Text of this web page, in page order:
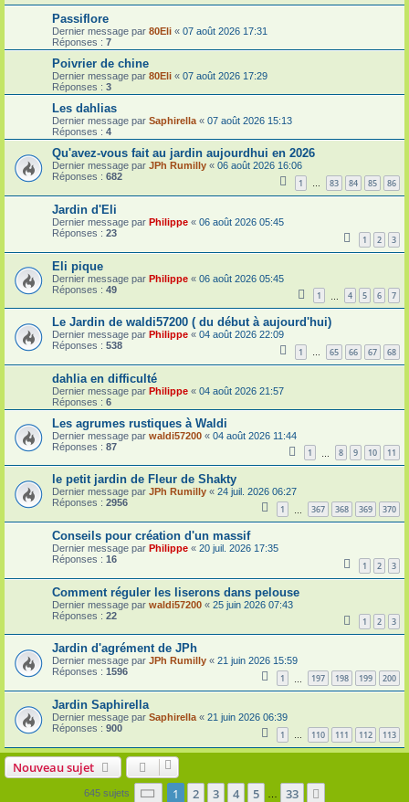
Passiflore
Dernier message par 80Eli « 07 août 2026 17:31
Réponses : 7
Poivrier de chine
Dernier message par 80Eli « 07 août 2026 17:29
Réponses : 3
Les dahlias
Dernier message par Saphirella « 07 août 2026 15:13
Réponses : 4
Qu'avez-vous fait au jardin aujourdhui en 2026
Dernier message par JPh Rumilly « 06 août 2026 16:06
Réponses : 682
1 … 83 84 85 86
Jardin d'Eli
Dernier message par Philippe « 06 août 2026 05:45
Réponses : 23
1 2 3
Eli pique
Dernier message par Philippe « 06 août 2026 05:45
Réponses : 49
1 4 5 6 7
Le Jardin de waldi57200 ( du début à aujourd'hui)
Dernier message par Philippe « 04 août 2026 22:09
Réponses : 538
1 … 65 66 67 68
dahlia en difficulté
Dernier message par Philippe « 04 août 2026 21:57
Réponses : 6
Les agrumes rustiques à Waldi
Dernier message par waldi57200 « 04 août 2026 11:44
Réponses : 87
1 8 9 10 11
le petit jardin de Fleur de Shakty
Dernier message par JPh Rumilly « 24 juil. 2026 06:27
Réponses : 2956
1 367 368 369 370
Conseils pour création d'un massif
Dernier message par Philippe « 20 juil. 2026 17:35
Réponses : 16
1 2 3
Comment réguler les liserons dans pelouse
Dernier message par waldi57200 « 25 juin 2026 07:43
Réponses : 22
1 2 3
Jardin d'agrément de JPh
Dernier message par JPh Rumilly « 21 juin 2026 15:59
Réponses : 1596
1 197 198 199 200
Jardin Saphirella
Dernier message par Saphirella « 21 juin 2026 06:39
Réponses : 900
1 … 110 111 112 113
Nouveau sujet
645 sujets Page 1sur33
1 2 3 4 5 33